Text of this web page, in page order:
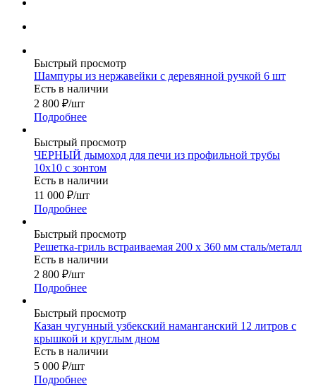
Быстрый просмотр
Шампуры из нержавейки с деревянной ручкой 6 шт
Есть в наличии
2 800 ₽/шт
Подробнее
Быстрый просмотр
ЧЕРНЫЙ дымоход для печи из профильной трубы
10х10 с зонтом
Есть в наличии
11 000 ₽/шт
Подробнее
Быстрый просмотр
Решетка-гриль встраиваемая 200 х 360 мм сталь/металл
Есть в наличии
2 800 ₽/шт
Подробнее
Быстрый просмотр
Казан чугунный узбекский наманганский 12 литров с
крышкой и круглым дном
Есть в наличии
5 000 ₽/шт
Подробнее